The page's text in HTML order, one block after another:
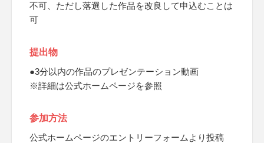
不可、ただし落選した作品を改良して申込むことは
可
提出物
●3分以内の作品のプレゼンテーション動画
※詳細は公式ホームページを参照
参加方法
公式ホームページのエントリーフォームより投稿